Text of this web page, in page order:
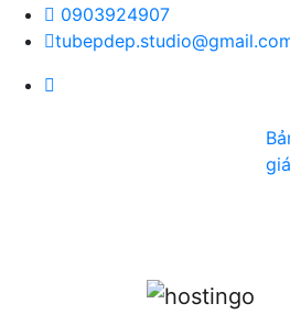
0903924907
giá